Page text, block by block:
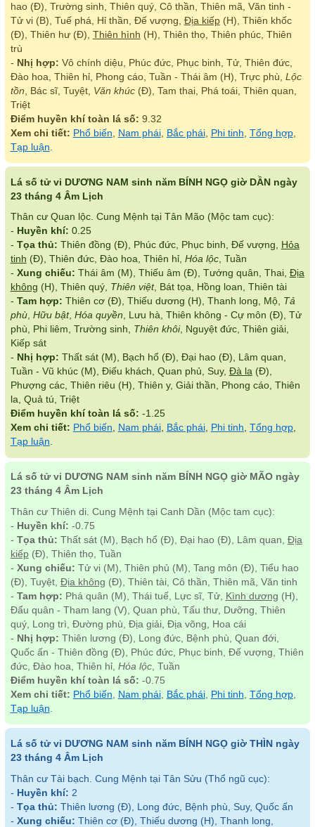
hao (Đ), Trường sinh, Thiên quý, Cô thần, Thiên mã, Văn tinh -
Tử vi (B), Tuế phá, Hỉ thần, Đế vượng, Địa kiếp(H), Thiên khốc
(Đ), Thiên hư (Đ), Thiên hình (H), Thiên thọ, Thiên phúc, Thiên
trù
- Nhị hợp: Vô chính diệu, Phúc đức, Phục binh, Tử, Thiên đức,
Đào hoa, Thiên hỉ, Phong cáo, Tuần - Thái âm (H), Trực phù, Lộc
tồn , Bác sĩ, Tuyệt, Văn khúc(Đ), Tam thai, Phá toái, Thiên quan,
Triệt
Điểm huyền khí toàn lá số: 9.32
Xem chi tiết: Phổ biến Nam phái, Bắc phái, Phi tinh Tổng hợp,
Tạp luận
Lá số tử vi DƯƠNG NAM sinh năm BÍNH NGỌ giờ DẦN ngày
23 tháng 4 Âm Lịch
Thân cư Quan lộc. Cung Mệnh tại Tân Mão (Mộc tam cục):
- Huyền khí: 0.25
- Tọa thủ: Thiên đồng (Đ), Phúc đức, Phục binh, Đế vượng, Hỏa
tinh (Đ), Thiên đức, Đào hoa, Thiên hỉ, Hóa lộc, Tuần
- Xung chiếu: Thái âm (M), Thiếu âm (Đ), Tướng quân, Thai, Địa
không (H), Thiên quý, Thiên việt, Bát tọa, Hồng loan, Thiên tài
- Tam hợp: Thiên cơ (Đ), Thiếu dương (H), Thanh long, Mộ, Tả
phù, Hữu bật, Hóa quyền, Lưu hà, Thiên không - Cự môn (Đ), Tử
phù, Phi liêm, Trường sinh, Thiên khôi, Nguyệt đức, Thiên giải,
Kiếp sát
- Nhị hợp: Thất sát (M), Bạch hổ (Đ), Đại hao (Đ), Lâm quan,
Tuần - Vũ khúc (M), Điếu khách, Quan phủ, Suy, Đà la(Đ),
Phượng các, Thiên riêu (H), Thiên y, Giải thần, Phong cáo, Thiên
la, Quả tú, Triệt
Điểm huyền khí toàn lá số: -1.25
Xem chi tiết: Phổ biến, Nam phái, Bắc phái, Phi tinh, Tổng hợp,
Tạp luận.
Lá số tử vi DƯƠNG NAM sinh năm BÍNH NGỌ giờ MÃO ngày
23 tháng 4 Âm Lịch
Thân cư Thiên di. Cung Mệnh tại Canh Dần (Mộc tam cục):
- Huyền khí: -0.75
- Tọa thủ: Thất sát (M), Bạch hổ (Đ), Đại hao (Đ), Lâm quan, Địa
kiếp(Đ), Thiên thọ, Tuần
- Xung chiếu: Tử vi (M), Thiên phủ (M), Tang môn (Đ), Tiểu hao
(Đ), Tuyệt, Địa không (Đ), Thiên tài, Cô thần, Thiên mã, Văn tinh
- Tam hợp: Phá quân (M), Thái tuế, Lực sĩ, Tử, Kình dương (H),
Đẩu quân - Tham lang (V), Quan phù, Tấu thư, Dưỡng, Thiên
quý, Long trì, Đường phù, Địa giải, Địa võng, Hoa cái
- Nhị hợp: Thiên lương (Đ), Long đức, Bệnh phù, Quan đới,
Quốc ấn - Thiên đồng (Đ), Phúc đức, Phục binh, Đế vượng, Thiên
đức, Đào hoa, Thiên hỉ, Hóa lộc, Tuần
Điểm huyền khí toàn lá số: -0.75
Xem chi tiết: Phổ biến Nam phái, Bắc phái, Phi tinh Tổng hợp,
Tạp luận
Lá số tử vi DƯƠNG NAM sinh năm BÍNH NGỌ giờ THÌN ngày
23 tháng 4 Âm Lịch
Thân cư Tài bạch. Cung Mệnh tại Tân Sửu (Thổ ngũ cục):
- Huyền khí: 2
- Tọa thủ: Thiên lương (Đ), Long đức, Bệnh phù, Suy, Quốc ấn
- Xung chiếu: Thiên cơ (Đ), Thiếu dương (H), Thanh long,